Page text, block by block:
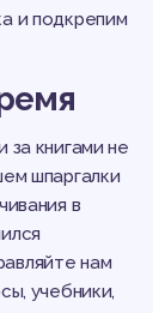
и подкрепим
за книгами не
шпаргалки
в
нам
учебники,